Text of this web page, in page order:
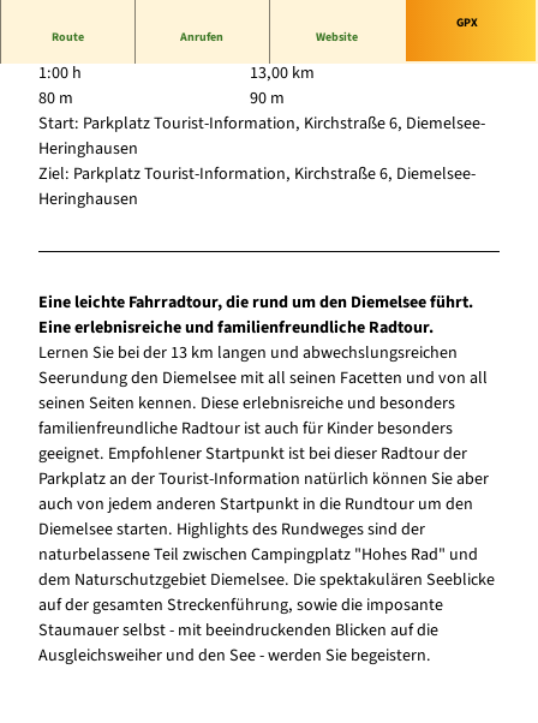
Route Anrufen Website
GPX
1:00 h
13,00 km
80 m
90 m
Start: Parkplatz Tourist-Information, Kirchstraße 6, Diemelsee-
Heringhausen
Ziel: Parkplatz Tourist-Information, Kirchstraße 6, Diemelsee-
Heringhausen
Eine leichte Fahrradtour, die rund um den Diemelsee führt.
Eine erlebnisreiche und familienfreundliche Radtour.
Lernen Sie bei der 13 km langen und abwechslungsreichen
Seerundung den Diemelsee mit all seinen Facetten und von all
seinen Seiten kennen. Diese erlebnisreiche und besonders
familienfreundliche Radtour ist auch für Kinder besonders
geeignet. Empfohlener Startpunkt ist bei dieser Radtour der
Parkplatz an der Tourist-Information natürlich können Sie aber
auch von jedem anderen Startpunkt in die Rundtour um den
Diemelsee starten. Highlights des Rundweges sind der
naturbelassene Teil zwischen Campingplatz "Hohes Rad" und
dem Naturschutzgebiet Diemelsee. Die spektakulären Seeblicke
auf der gesamten Streckenführung, sowie die imposante
Staumauer selbst - mit beeindruckenden Blicken auf die
Ausgleichsweiher und den See - werden Sie begeistern.